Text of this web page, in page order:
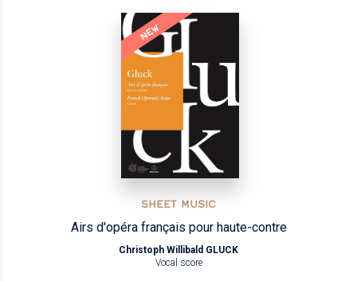
NEW
SHEET MUSIC
Airs d'opéra français pour haute-contre
Christoph Willibald GLUCK
Vocal score